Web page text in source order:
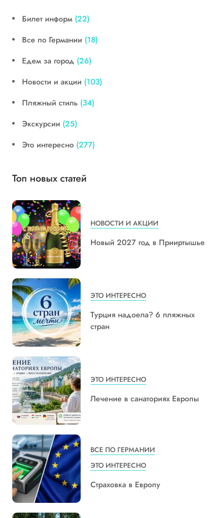
Билет информ (22)
Все по Германии (18)
Едем за город (26)
Новости и акции (103)
Пляжный стиль (34)
Экскурсии (25)
Это интересно (277)
Топ новых статей
НОВОСТИ И АКЦИИ
Новый 2027 год в Прииртышье
ЭТО ИНТЕРЕСНО
Турция надоела? 6 пляжных
стран
ЭТО ИНТЕРЕСНО
Лечение в санаториях Европы
ВСЕ ПО ГЕРМАНИИ
ЭТО ИНТЕРЕСНО
Страховка в Европу